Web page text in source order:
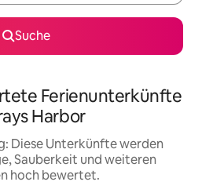
Suche
Ferienunterkünfte
Harbor
Diese Unterkünfte werden
Sauberkeit und weiteren
hoch bewertet.